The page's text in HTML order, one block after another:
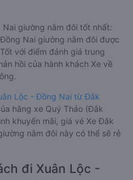
giường nằm đôi tốt nhất:
Nai giường nằm đôi được
với điểm đánh giá trung
hồi của hành khách Xe về
Lộc - Đồng Nai từ Đắk
hãng xe Quý Thảo (Đắk
khuyến mãi, giá vé Xe Đắk
nằm đôi này có thể sẽ rẻ
đi Xuân Lộc -